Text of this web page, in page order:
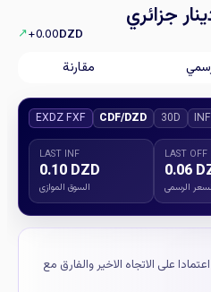
جزائري
+0.00DZD
↗
مقارنة
EXDZ FXF CDF/DZD 30D INF
LAST INF
0.10 DZD
السوق الموازي
LAST OFF
0.06
الرسمي
على الاتجاه الاخير والفارق مع